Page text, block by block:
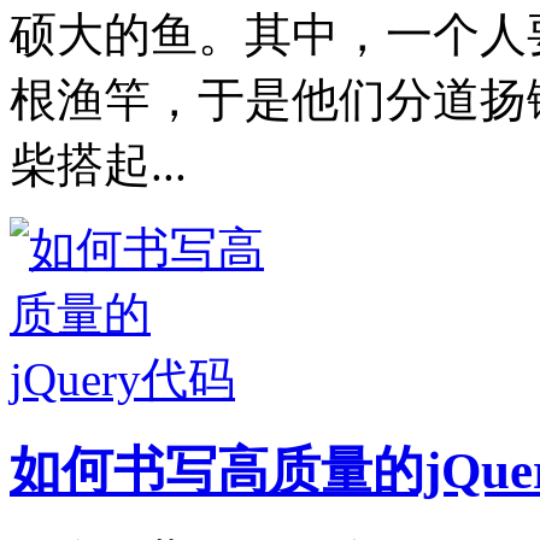
硕大的鱼。其中，一个
根渔竿，于是他们分道
柴搭起...
如何书写高质量的